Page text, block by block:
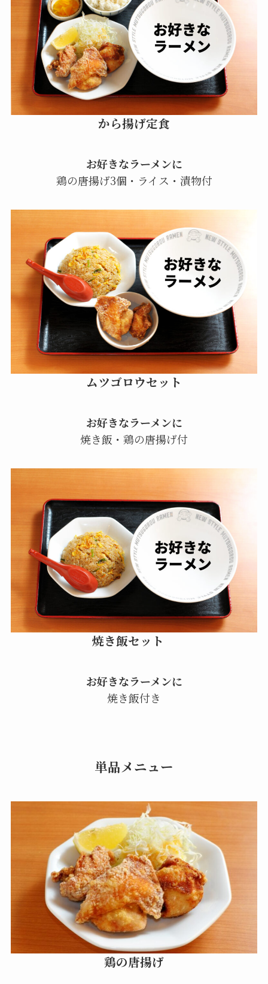
から揚げ定食
お好きなラーメンに
鶏の唐揚げ3個・ライス・漬物付
ムツゴロウセット
お好きなラーメンに
焼き飯・鶏の唐揚げ付
焼き飯セット
お好きなラーメンに
焼き飯付き
単品メニュー
鶏の唐揚げ